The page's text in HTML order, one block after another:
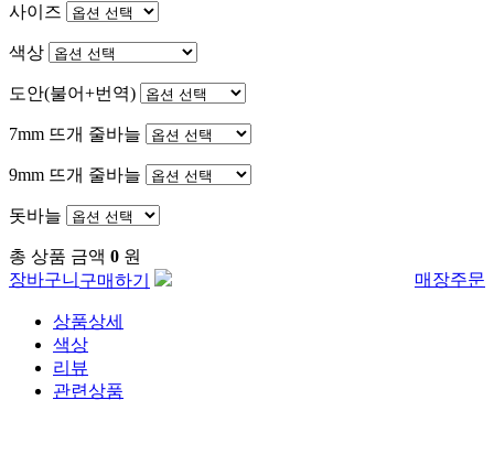
사이즈
색상
도안(불어+번역)
7mm 뜨개 줄바늘
9mm 뜨개 줄바늘
돗바늘
총 상품 금액 0 원
장바구니
매장주문
구매하기
상품상세
색상
리뷰
관련상품